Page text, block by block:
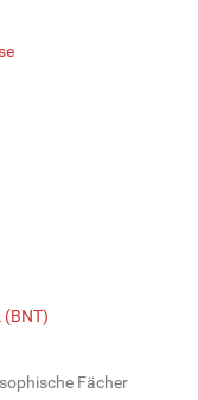
(BNT)
Fächer